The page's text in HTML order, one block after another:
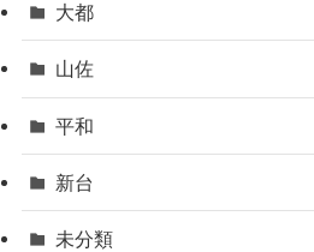
大都
山佐
平和
新台
未分類